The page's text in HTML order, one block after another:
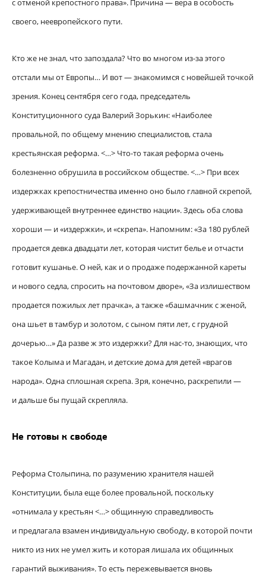
с отменой крепостного права». Причина — вера в особость
своего, неевропейского пути.
Кто же не знал, что запоздала? Что во многом из-за этого
отстали мы от Европы… И вот — знакомимся с новейшей точкой
зрения. Конец сентября сего года, председатель
Конституционного суда Валерий Зорькин: «Наиболее
провальной, по общему мнению специалистов, стала
крестьянская реформа. <…> Что-то такая реформа очень
болезненно обрушила в российском обществе. <…> При всех
издержках крепостничества именно оно было главной скрепой,
удерживающей внутреннее единство нации». Здесь оба слова
хороши — и «издержки», и «скрепа». Напомним: «За 180 рублей
продается девка двадцати лет, которая чистит белье и отчасти
готовит кушанье. О ней, как и о продаже подержанной кареты
и нового седла, спросить на почтовом дворе», «За излишеством
продается пожилых лет прачка», а также «башмачник с женой,
она шьет в тамбур и золотом, с сыном пяти лет, с грудной
дочерью…» Да разве ж это издержки? Для нас-то, знающих, что
такое Колыма и Магадан, и детские дома для детей «врагов
народа». Одна сплошная скрепа. Зря, конечно, раскрепили —
и дальше бы пущай скрепляла.
Не готовы к свободе
Реформа Столыпина, по разумению хранителя нашей
Конституции, была еще более провальной, поскольку
«отнимала у крестьян <…> общинную справедливость
и предлагала взамен индивидуальную свободу, в которой почти
никто из них не умел жить и которая лишала их общинных
гарантий выживания». То есть пережевывается вновь